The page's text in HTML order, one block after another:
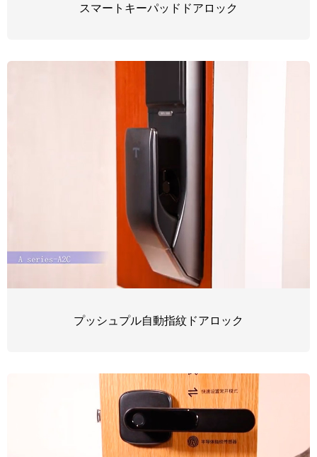
スマートキーパッドドアロック
プッシュプル自動指紋ドアロック